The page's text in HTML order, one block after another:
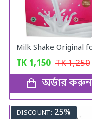
TK 1,150 TK1,250
অর্ডার করুন
DISCOUNT: 25%